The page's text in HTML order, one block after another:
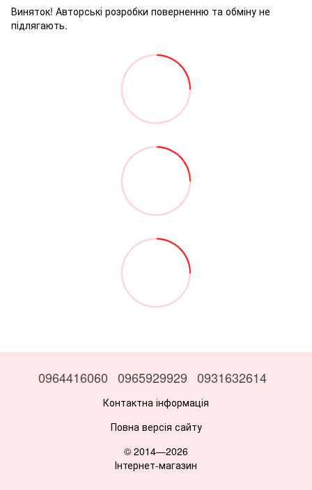
Виняток! Авторські розробки поверненню та обміну не
підлягають.
0964416060 0965929929 0931632614
Контактна інформація
Повна версія сайту
© 2014—2026
Інтернет-магазин